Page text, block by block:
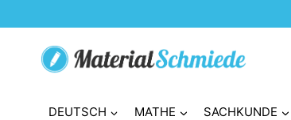
Inhalt
springen
DEUTSCH MATHE SACHKUNDE